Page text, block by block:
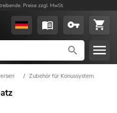
Preise zzgl. MwSt.
/ Zubehör für Konussystem